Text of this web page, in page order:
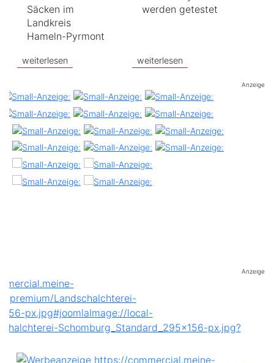
Säcken im
Landkreis
Hameln-Pyrmont
weiterlesen
werden getestet
weiterlesen
Anzeige
Anzeige